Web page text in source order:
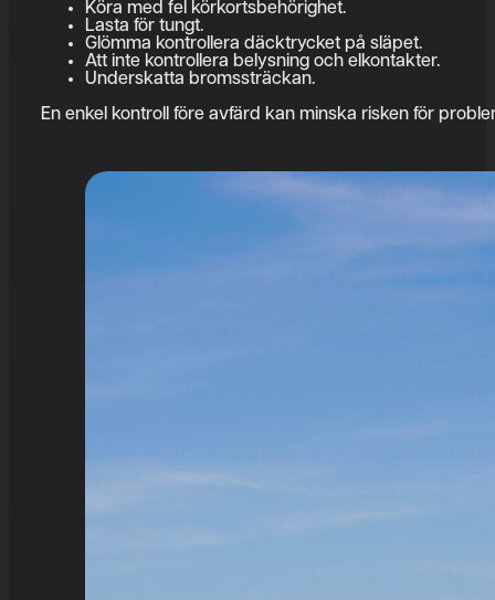
Köra med fel körkortsbehörighet.
Lasta för tungt.
Glömma kontrollera däcktrycket på släpet.
Att inte kontrollera belysning och elkontakter.
Underskatta bromssträckan.
En enkel kontroll före avfärd kan minska risken för